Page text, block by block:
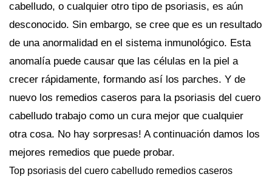
cabelludo, o cualquier otro tipo de psoriasis, es aún
desconocido. Sin embargo, se cree que es un resultado
de una anormalidad en el sistema inmunológico. Esta
anomalía puede causar que las células en la piel a
crecer rápidamente, formando así los parches. Y de
nuevo los remedios caseros para la psoriasis del cuero
cabelludo trabajo como un cura mejor que cualquier
otra cosa. No hay sorpresas! A continuación damos los
mejores remedios que puede probar.
Top psoriasis del cuero cabelludo remedios caseros